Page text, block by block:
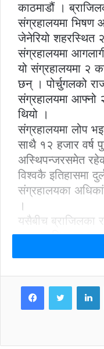
काठमाडौं ।
संग्रहालयमा भिषण
जेनेरियो शहरस्थित
संग्रहालयमा
यो संग्रहालयमा २
छन् । पोर्चुगलको
संग्रहालयमा आफ्नो
थियो ।
संग्रहालयमा लोप
साथै १२ हजार वर्ष
अस्थिपन्जरसमेत
विश्वकै इतिहासमा
संग्रहालयका
।
यसैबीच ब्राजिलका
घटनाप्रति दुःख
संग्रहालयलमा